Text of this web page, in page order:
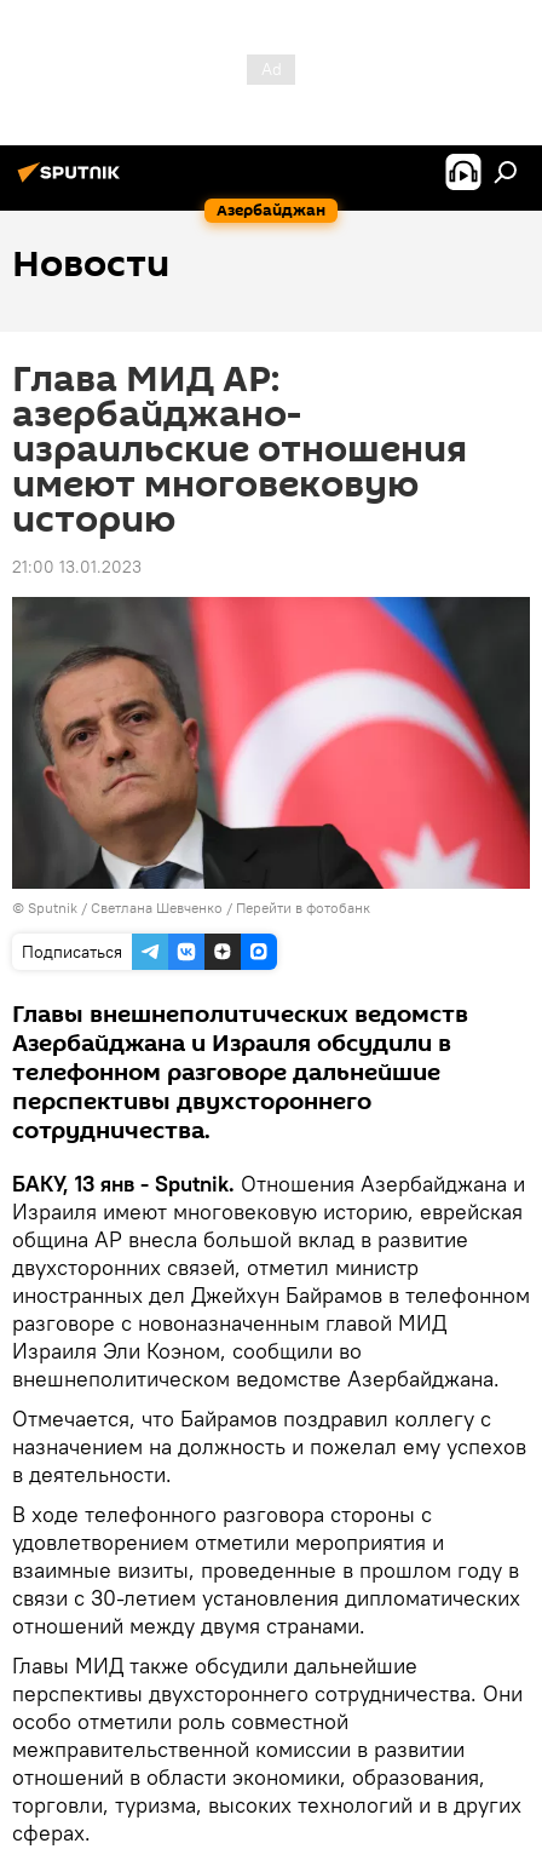
Азербайджан
Новости
Глава МИД АР:
азербайджано-
израильские отношения
имеют многовековую
историю
21:00 13.01.2023
© Sputnik / Светлана Шевченко / Перейти в фотобанк
Подписаться
Главы внешнеполитических ведомств
Азербайджана и Израиля обсудили в
телефонном разговоре дальнейшие
перспективы двухстороннего
сотрудничества.
БАКУ, 13 янв - Sputnik. Отношения Азербайджана и
Израиля имеют многовековую историю, еврейская
община АР внесла большой вклад в развитие
двухсторонних связей, отметил министр
иностранных дел Джейхун Байрамов в телефонном
разговоре с новоназначенным главой МИД
Израиля Эли Коэном, сообщили во
внешнеполитическом ведомстве Азербайджана.
Отмечается, что Байрамов поздравил коллегу с
назначением на должность и пожелал ему успехов
в деятельности.
В ходе телефонного разговора стороны с
удовлетворением отметили мероприятия и
взаимные визиты, проведенные в прошлом году в
связи с 30-летием установления дипломатических
отношений между двумя странами.
Главы МИД также обсудили дальнейшие
перспективы двухстороннего сотрудничества. Они
особо отметили роль совместной
межправительственной комиссии в развитии
отношений в области экономики, образования,
торговли, туризма, высоких технологий и в других
сферах.